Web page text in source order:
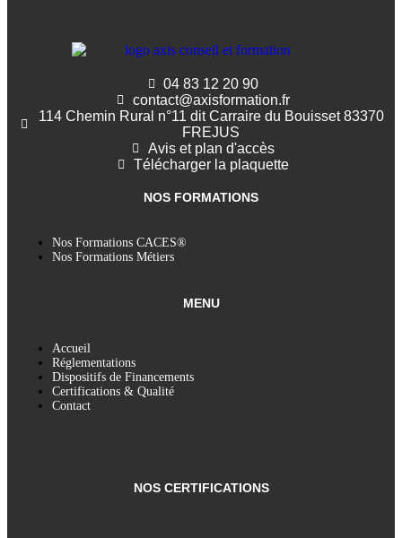
04 83 12 20 90
contact@axisformation.fr
114 Chemin Rural n°11 dit Carraire du Bouisset 83370
FREJUS
Avis et plan d'accès
Télécharger la plaquette
NOS FORMATIONS
Nos Formations CACES®
Nos Formations Métiers
MENU
Accueil
Réglementations
Dispositifs de Financements
Certifications & Qualité
Contact
NOS CERTIFICATIONS